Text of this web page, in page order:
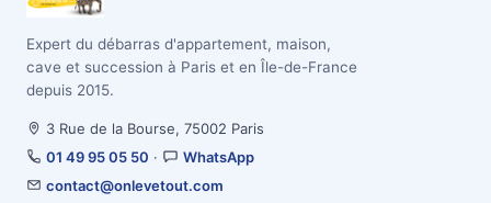
Expert du débarras d'appartement, maison,
cave et succession à Paris et en Île-de-France
depuis 2015.
3 Rue de la Bourse, 75002 Paris
01 49 95 05 50 ·
WhatsApp
contact@onlevetout.com